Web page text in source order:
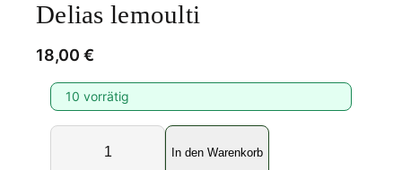
Delias lemoulti
18,00 €
10 vorrätig
D
In den Warenkorb